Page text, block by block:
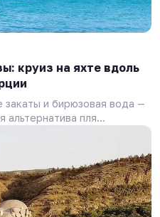
круиз на яхте вдоль
закаты и бирюзовая вода —
альтернатива пля...